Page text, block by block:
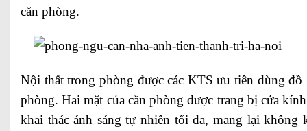
căn phòng.
Nội thất trong phòng được các KTS ưu tiên dùng
phòng. Hai mặt của căn phòng được trang bị cửa
khai thác ánh sáng tự nhiên tối đa, mang lại không